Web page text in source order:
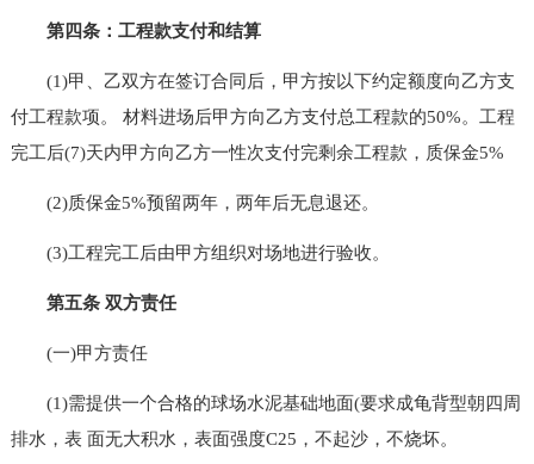
第四条：工程款支付和结算
(1)甲、乙双方在签订合同后，甲方按以下约定额度向乙方支
付工程款项。 材料进场后甲方向乙方支付总工程款的50%。工程
完工后(7)天内甲方向乙方一性次支付完剩余工程款，质保金5%
(2)质保金5%预留两年，两年后无息退还。
(3)工程完工后由甲方组织对场地进行验收。
第五条 双方责任
(一)甲方责任
(1)需提供一个合格的球场水泥基础地面(要求成龟背型朝四周
排水，表 面无大积水，表面强度C25，不起沙，不烧坏。